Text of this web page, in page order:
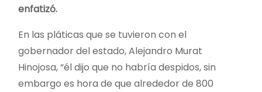
enfatizó.
En las pláticas que se tuvieron con el
gobernador del estado, Alejandro Murat
Hinojosa, “él dijo que no habría despidos, sin
embargo es hora de que alrededor de 800